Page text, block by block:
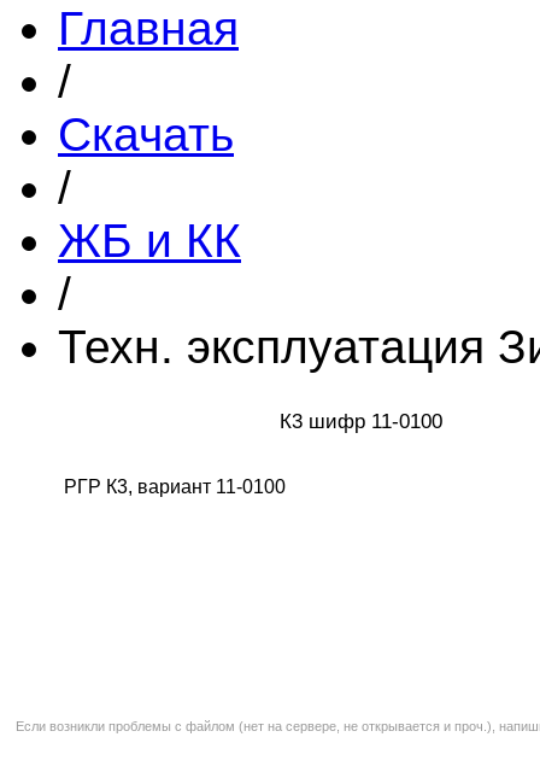
Главная
/
Скачать
/
ЖБ и КК
/
Техн. эксплуатация
К3 шифр 11-0100
РГР К3, вариант 11-0100
Если возникли проблемы с файлом (нет на сервере, не открывается и проч.),